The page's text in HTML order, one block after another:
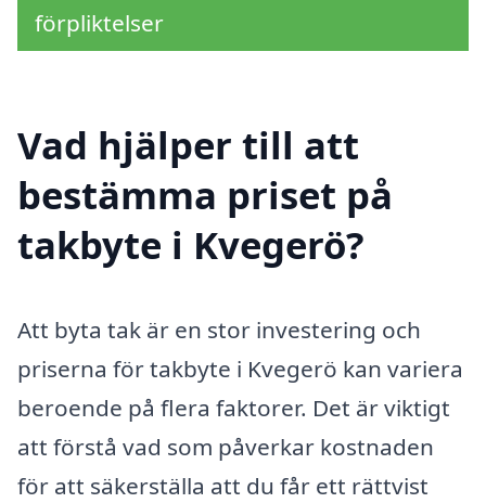
förpliktelser
Vad hjälper till att
bestämma priset på
takbyte i Kvegerö?
Att byta tak är en stor investering och
priserna för takbyte i Kvegerö kan variera
beroende på flera faktorer. Det är viktigt
att förstå vad som påverkar kostnaden
för att säkerställa att du får ett rättvist